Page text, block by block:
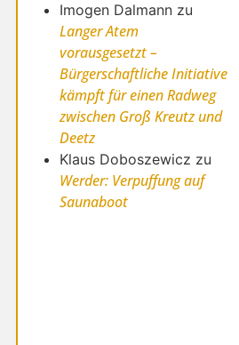
Imogen Dalmann zu
Langer Atem
vorausgesetzt –
Bürgerschaftliche Initiative
kämpft für einen Radweg
zwischen Groß Kreutz und
Deetz
Klaus Doboszewicz zu
Werder: Verpuffung auf
Saunaboot